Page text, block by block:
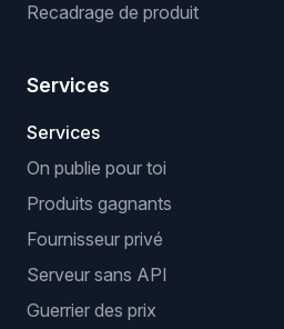
Recadrage de produit
Services
Services
On publie pour toi
Produits gagnants
Fournisseur privé
Serveur sans API
Guerrier des prix